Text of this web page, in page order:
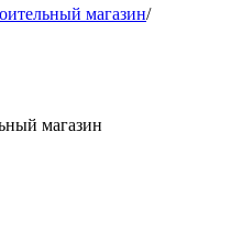
магазин/
магазин